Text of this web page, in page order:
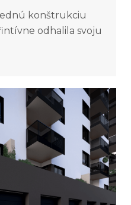
konštrukciu
odhalila svoju